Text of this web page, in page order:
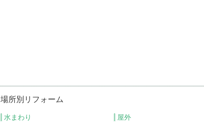
場所別リフォーム
水まわり
屋外